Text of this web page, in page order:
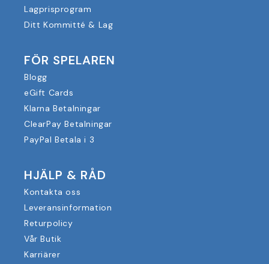
Lagprisprogram
Ditt Kommitté & Lag
FÖR SPELAREN
Blogg
eGift Cards
Klarna Betalningar
ClearPay Betalningar
PayPal Betala i 3
HJÄLP & RÅD
Kontakta oss
Leveransinformation
Returpolicy
Vår Butik
Karriärer